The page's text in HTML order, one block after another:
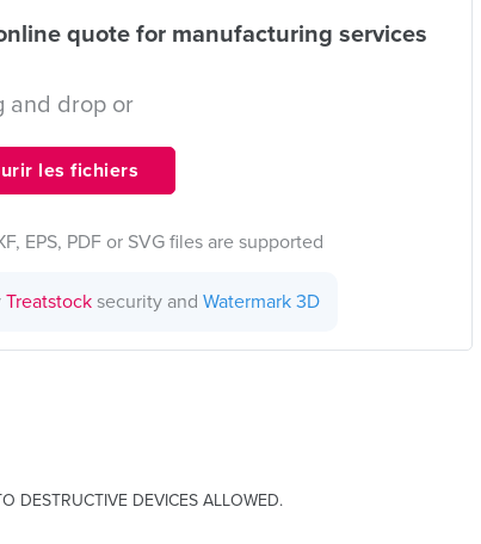
quote for manufacturing services
and drop or
les fichiers
EPS, PDF or SVG files are supported
Treatstocksecurity and Watermark 3D
DESTRUCTIVE DEVICES ALLOWED.